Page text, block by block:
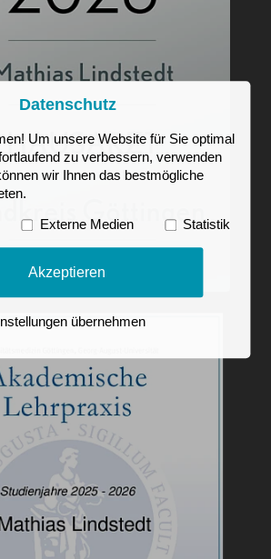
Datenschutz
Um unsere Website für Sie optimal
zu verbessern, verwenden
wir Ihnen das bestmögliche
Externe Medien Statistik
Akzeptieren
übernehmen